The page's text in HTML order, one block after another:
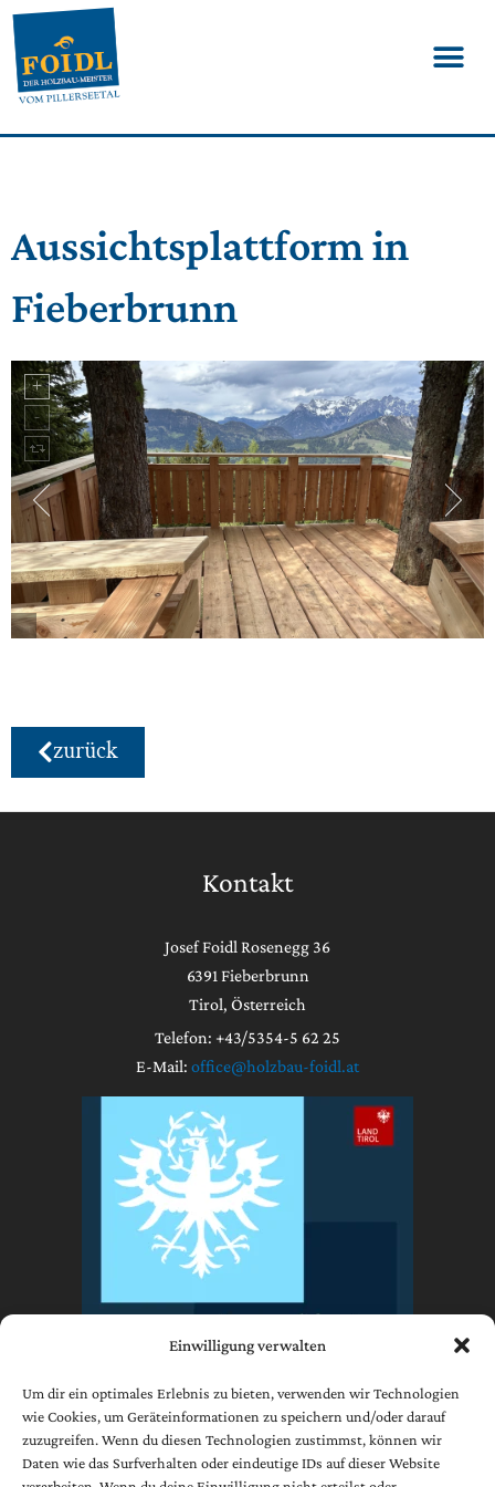
Einwilligung verwalten
Um dir ein optimales Erlebnis zu bieten, verwenden wir Technologien
wie Cookies, um Geräteinformationen zu speichern und/oder darauf
zuzugreifen. Wenn du diesen Technologien zustimmst, können wir
Daten wie das Surfverhalten oder eindeutige IDs auf dieser Website
Aussichtsplattform in
Fieberbrunn
zurück
Kontakt
Josef Foidl Rosenegg 36
6391 Fieberbrunn
Tirol, Österreich
Telefon: +43/5354-5 62 25
E-Mail: office@holzbau-foidl.at
Impressum
Datenschutzerklärung